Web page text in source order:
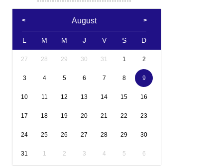
August
L M M J V S D
27 28 29 30 31 1 2
3 4 5 6 7 8 9
10 11 12 13 14 15 16
17 18 19 20 21 22 23
24 25 26 27 28 29 30
31 1 2 3 4 5 6